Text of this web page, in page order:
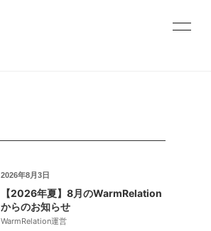
2026年8月3日
【2026年夏】8月のWarmRelation
からのお知らせ
WarmRelation運営